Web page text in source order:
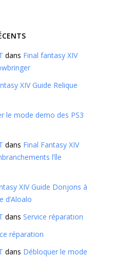
dans Final fantasy XIV
XIV Guide Relique
le mode demo des PS3
dans Final Fantasy XIV
l’île
XIV Guide Donjons à
d’Aloalo
dans Service réparation
réparation
dans Débloquer le mode